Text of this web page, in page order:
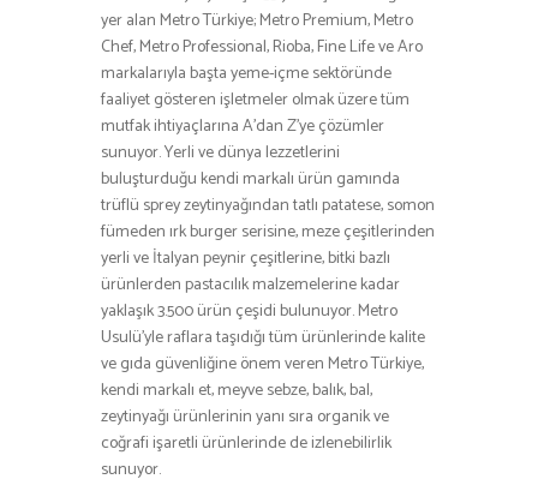
yer alan Metro Türkiye; Metro Premium, Metro
Chef, Metro Professional, Rioba, Fine Life ve Aro
markalarıyla başta yeme-içme sektöründe
faaliyet gösteren işletmeler olmak üzere tüm
mutfak ihtiyaçlarına A’dan Z’ye çözümler
sunuyor. Yerli ve dünya lezzetlerini
buluşturduğu kendi markalı ürün gamında
trüflü sprey zeytinyağından tatlı patatese, somon
fümeden ırk burger serisine, meze çeşitlerinden
yerli ve İtalyan peynir çeşitlerine, bitki bazlı
ürünlerden pastacılık malzemelerine kadar
yaklaşık 3.500 ürün çeşidi bulunuyor. Metro
Usulü’yle raflara taşıdığı tüm ürünlerinde kalite
ve gıda güvenliğine önem veren Metro Türkiye,
kendi markalı et, meyve sebze, balık, bal,
zeytinyağı ürünlerinin yanı sıra organik ve
coğrafi işaretli ürünlerinde de izlenebilirlik
sunuyor.